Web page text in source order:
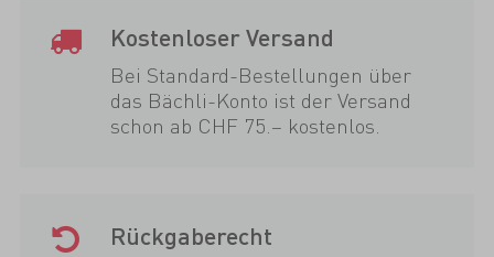
Kostenloser Versand
Bei Standard-Bestellungen über
das Bächli-Konto ist der Versand
schon ab CHF 75.– kostenlos.
Rückgaberecht